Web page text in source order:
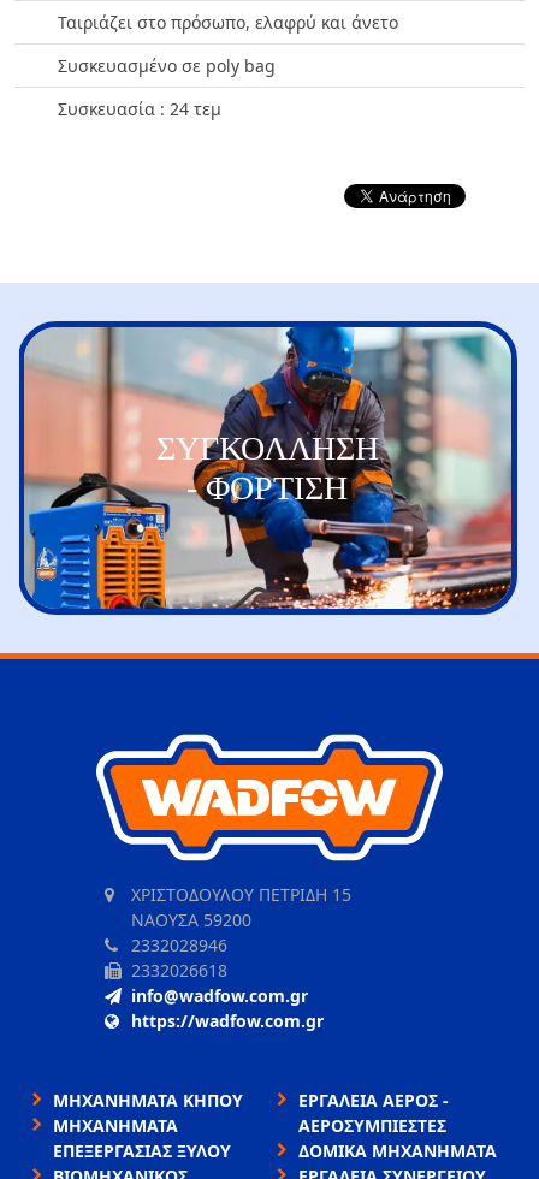
Ταιριάζει στο πρόσωπο, ελαφρύ και άνετο
Συσκευασμένο σε poly bag
Συσκευασία : 24 τεμ
ΣΥΓΚΟΛΛΗΣΗ
- ΦΟΡΤΙΣΗ
ΧΡΙΣΤΟΔΟΥΛΟΥ ΠΕΤΡΙΔΗ 15
ΝΑΟΥΣΑ 59200
2332028946
2332026618
info@wadfow.com.gr
https://wadfow.com.gr
ΜΗΧΑΝΗΜΑΤΑ ΚΗΠΟΥ
ΜΗΧΑΝΗΜΑΤΑ
ΕΠΕΞΕΡΓΑΣΙΑΣ ΞΥΛΟΥ
ΕΡΓΑΛΕΙΑ ΑΕΡΟΣ -
ΑΕΡΟΣΥΜΠΙΕΣΤΕΣ
ΔΟΜΙΚΑ ΜΗΧΑΝΗΜΑΤΑ